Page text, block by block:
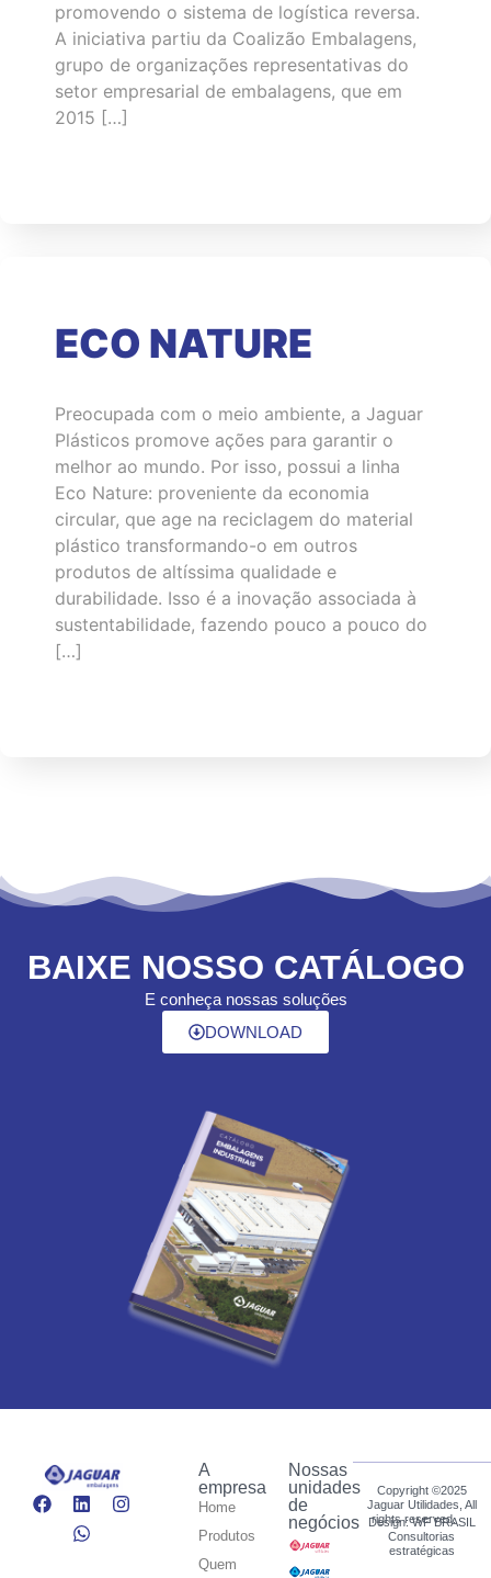
promovendo o sistema de logística reversa.
A iniciativa partiu da Coalizão Embalagens,
grupo de organizações representativas do
setor empresarial de embalagens, que em
2015 […]
ECO NATURE
Preocupada com o meio ambiente, a Jaguar
Plásticos promove ações para garantir o
melhor ao mundo. Por isso, possui a linha
Eco Nature: proveniente da economia
circular, que age na reciclagem do material
plástico transformando-o em outros
produtos de altíssima qualidade e
durabilidade. Isso é a inovação associada à
sustentabilidade, fazendo pouco a pouco do
[…]
BAIXE NOSSO CATÁLOGO
E conheça nossas soluções
DOWNLOAD
A
empresa
Home
Produtos
Quem
Nossas
unidades
de
negócios
Copyright ©2025
Jaguar Utilidades, All
rights reserved.
Design: WF BRASIL
Consultorias
estratégicas